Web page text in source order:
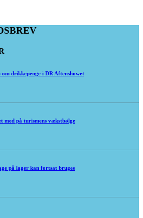
drikkepenge i DR Aftenshowet
med på turismens vækstbølge
på lager kan fortsat bruges